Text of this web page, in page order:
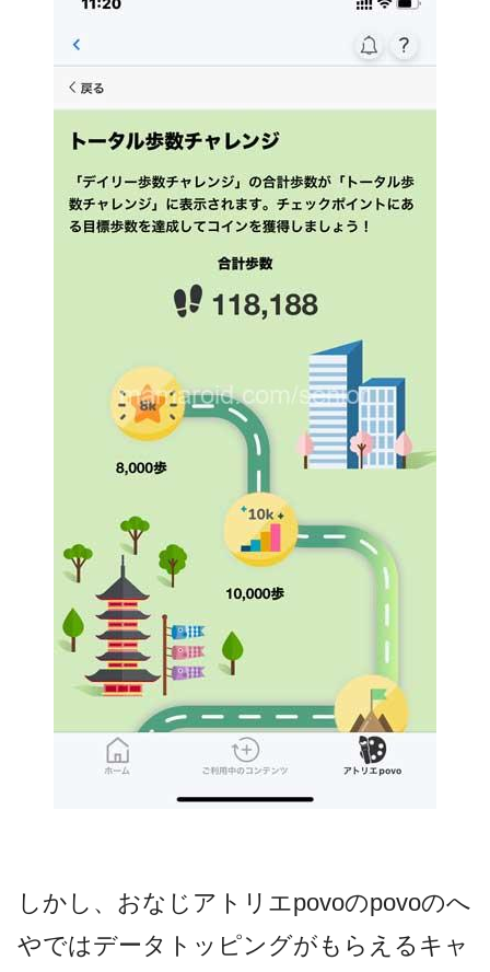
しかし、おなじアトリエpovoのpovoのへ
やではデータトッピングがもらえるキャ